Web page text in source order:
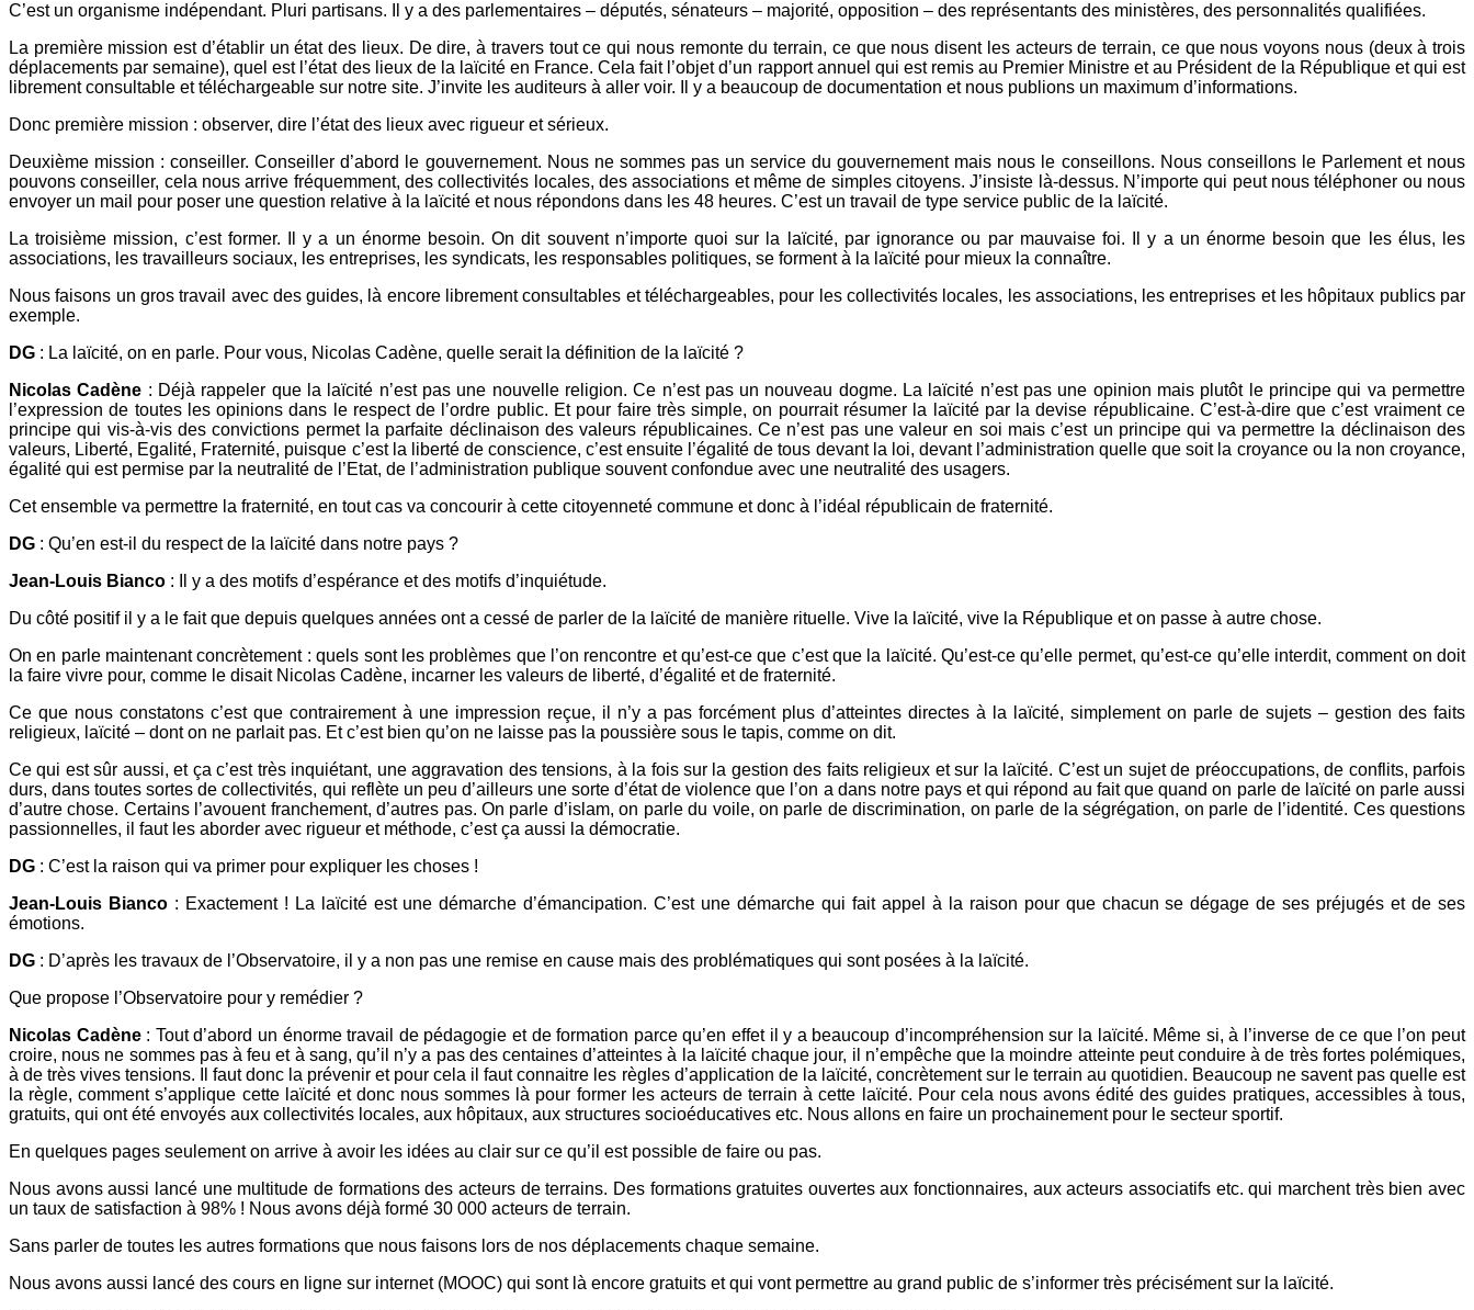
C’est un organisme indépendant. Pluri partisans. Il y a des parlementaires – députés, sénateurs – majorité, opposition – des représentants des ministères, des personnalités qualifiées.
La première mission est d’établir un état des lieux. De dire, à travers tout ce qui nous remonte du terrain, ce que nous disent les acteurs de terrain, ce que nous voyons nous (deux à trois
déplacements par semaine), quel est l’état des lieux de la laïcité en France. Cela fait l’objet d’un rapport annuel qui est remis au Premier Ministre et au Président de la République et qui est
librement consultable et téléchargeable sur notre site. J’invite les auditeurs à aller voir. Il y a beaucoup de documentation et nous publions un maximum d’informations.
Donc première mission : observer, dire l’état des lieux avec rigueur et sérieux.
Deuxième mission : conseiller. Conseiller d’abord le gouvernement. Nous ne sommes pas un service du gouvernement mais nous le conseillons. Nous conseillons le Parlement et nous
pouvons conseiller, cela nous arrive fréquemment, des collectivités locales, des associations et même de simples citoyens. J’insiste là-dessus. N’importe qui peut nous téléphoner ou nous
envoyer un mail pour poser une question relative à la laïcité et nous répondons dans les 48 heures. C’est un travail de type service public de la laïcité.
La troisième mission, c’est former. Il y a un énorme besoin. On dit souvent n’importe quoi sur la laïcité, par ignorance ou par mauvaise foi. Il y a un énorme besoin que les élus, les
associations, les travailleurs sociaux, les entreprises, les syndicats, les responsables politiques, se forment à la laïcité pour mieux la connaître.
Nous faisons un gros travail avec des guides, là encore librement consultables et téléchargeables, pour les collectivités locales, les associations, les entreprises et les hôpitaux publics par
exemple.
DG : La laïcité, on en parle. Pour vous, Nicolas Cadène, quelle serait la définition de la laïcité ?
Nicolas Cadène : Déjà rappeler que la laïcité n’est pas une nouvelle religion. Ce n’est pas un nouveau dogme. La laïcité n’est pas une opinion mais plutôt le principe qui va permettre
l’expression de toutes les opinions dans le respect de l’ordre public. Et pour faire très simple, on pourrait résumer la laïcité par la devise républicaine. C’est-à-dire que c’est vraiment ce
principe qui vis-à-vis des convictions permet la parfaite déclinaison des valeurs républicaines. Ce n’est pas une valeur en soi mais c’est un principe qui va permettre la déclinaison des
valeurs, Liberté, Egalité, Fraternité, puisque c’est la liberté de conscience, c’est ensuite l’égalité de tous devant la loi, devant l’administration quelle que soit la croyance ou la non croyance,
égalité qui est permise par la neutralité de l’Etat, de l’administration publique souvent confondue avec une neutralité des usagers.
Cet ensemble va permettre la fraternité, en tout cas va concourir à cette citoyenneté commune et donc à l’idéal républicain de fraternité.
DG : Qu’en est-il du respect de la laïcité dans notre pays ?
Jean-Louis Bianco : Il y a des motifs d’espérance et des motifs d’inquiétude.
Du côté positif il y a le fait que depuis quelques années ont a cessé de parler de la laïcité de manière rituelle. Vive la laïcité, vive la République et on passe à autre chose.
On en parle maintenant concrètement : quels sont les problèmes que l’on rencontre et qu’est-ce que c’est que la laïcité. Qu’est-ce qu’elle permet, qu’est-ce qu’elle interdit, comment on doit
la faire vivre pour, comme le disait Nicolas Cadène, incarner les valeurs de liberté, d’égalité et de fraternité.
Ce que nous constatons c’est que contrairement à une impression reçue, il n’y a pas forcément plus d’atteintes directes à la laïcité, simplement on parle de sujets – gestion des faits
religieux, laïcité – dont on ne parlait pas. Et c’est bien qu’on ne laisse pas la poussière sous le tapis, comme on dit.
Ce qui est sûr aussi, et ça c’est très inquiétant, une aggravation des tensions, à la fois sur la gestion des faits religieux et sur la laïcité. C’est un sujet de préoccupations, de conflits, parfois
durs, dans toutes sortes de collectivités, qui reflète un peu d’ailleurs une sorte d’état de violence que l’on a dans notre pays et qui répond au fait que quand on parle de laïcité on parle aussi
d’autre chose. Certains l’avouent franchement, d’autres pas. On parle d’islam, on parle du voile, on parle de discrimination, on parle de la ségrégation, on parle de l’identité. Ces questions
passionnelles, il faut les aborder avec rigueur et méthode, c’est ça aussi la démocratie.
DG : C’est la raison qui va primer pour expliquer les choses !
Jean-Louis Bianco: Exactement ! La laïcité est une démarche d’émancipation. C’est une démarche qui fait appel à la raison pour que chacun se dégage de ses préjugés et de ses
émotions.
DG : D’après les travaux de l’Observatoire, il y a non pas une remise en cause mais des problématiques qui sont posées à la laïcité.
Que propose l’Observatoire pour y remédier ?
Nicolas Cadène: Tout d’abord un énorme travail de pédagogie et de formation parce qu’en effet il y a beaucoup d’incompréhension sur la laïcité. Même si, à l’inverse de ce que l’on peut
croire, nous ne sommes pas à feu et à sang, qu’il n’y a pas des centaines d’atteintes à la laïcité chaque jour, il n’empêche que la moindre atteinte peut conduire à de très fortes polémiques,
à de très vives tensions. Il faut donc la prévenir et pour cela il faut connaitre les règles d’application de la laïcité, concrètement sur le terrain au quotidien. Beaucoup ne savent pas quelle est
la règle, comment s’applique cette laïcité et donc nous sommes là pour former les acteurs de terrain à cette laïcité. Pour cela nous avons édité des guides pratiques, accessibles à tous,
gratuits, qui ont été envoyés aux collectivités locales, aux hôpitaux, aux structures socioéducatives etc. Nous allons en faire un prochainement pour le secteur sportif.
En quelques pages seulement on arrive à avoir les idées au clair sur ce qu’il est possible de faire ou pas.
Nous avons aussi lancé une multitude de formations des acteurs de terrains. Des formations gratuites ouvertes aux fonctionnaires, aux acteurs associatifs etc. qui marchent très bien avec
un taux de satisfaction à 98% ! Nous avons déjà formé 30 000 acteurs de terrain.
Sans parler de toutes les autres formations que nous faisons lors de nos déplacements chaque semaine.
Nous avons aussi lancé des cours en ligne sur internet (MOOC) qui sont là encore gratuits et qui vont permettre au grand public de s’informer très précisément sur la laïcité.